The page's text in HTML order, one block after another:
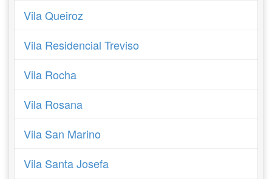
Vila Queiroz
Vila Residencial Treviso
Vila Rocha
Vila Rosana
Vila San Marino
Vila Santa Josefa